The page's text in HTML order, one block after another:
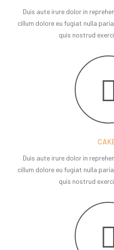
Duis aute irure dolor in
cillum dolore eu fugiat nulla
quis nostrud
Duis aute irure dolor in
cillum dolore eu fugiat nulla
quis nostrud